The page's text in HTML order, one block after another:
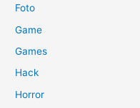
Foto
Game
Games
Hack
Horror